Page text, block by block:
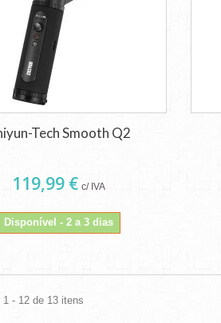
Tech Smooth Q2
119,99 € c/ IVA
Disponível - 2 a 3 dias
1 - 12 de 13 itens